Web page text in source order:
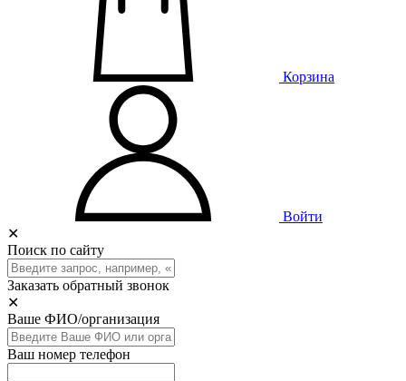
Корзина
Войти
✕
Поиск по сайту
Заказать обратный звонок
✕
Ваше ФИО/организация
Ваш номер телефон